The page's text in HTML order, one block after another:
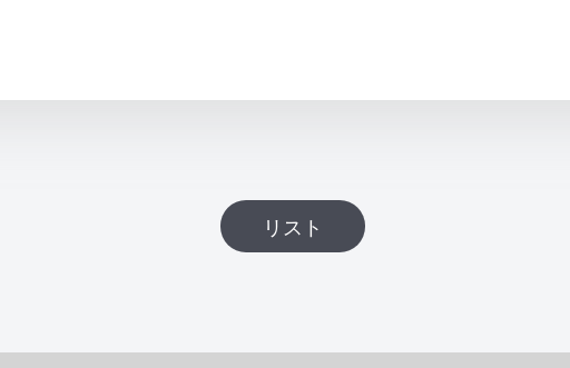
リスト